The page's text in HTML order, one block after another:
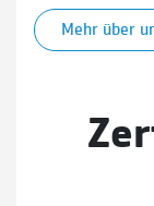
Mehr über